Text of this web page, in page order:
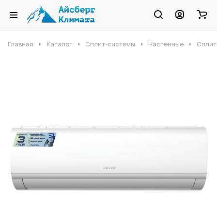
Главная Каталог Сплит-системы Настенные